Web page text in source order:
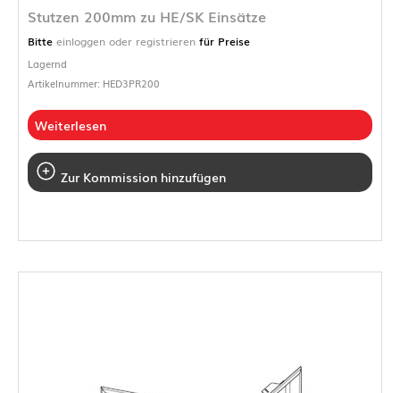
Stutzen 200mm zu HE/SK Einsätze
Bitte einloggen oder registrieren für Preise
Lagernd
Artikelnummer: HED3PR200
Weiterlesen
Zur Kommission hinzufügen